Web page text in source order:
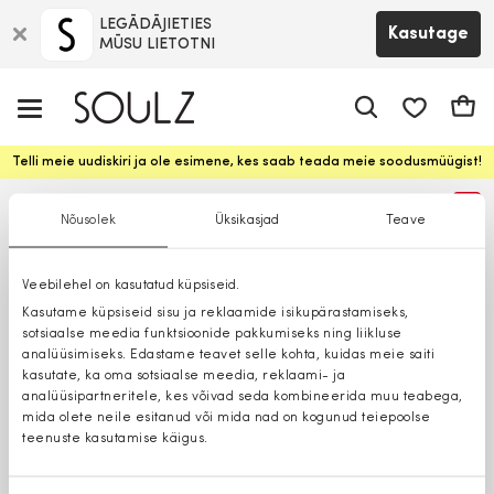
Nõusolek Üksikasjad Teave
Veebilehel on kasutatud küpsiseid.
Kasutame küpsiseid sisu ja reklaamide isikupärastamiseks,
sotsiaalse meedia funktsioonide pakkumiseks ning liikluse
analüüsimiseks. Edastame teavet selle kohta, kuidas meie saiti
kasutate, ka oma sotsiaalse meedia, reklaami- ja
analüüsipartneritele, kes võivad seda kombineerida muu teabega,
mida olete neile esitanud või mida nad on kogunud teiepoolse
teenuste kasutamise käigus.
LEGĀDĀJIETIES
MŪSU LIETOTNI
Kasutage
Telli meie uudiskiri ja ole esimene, kes saab teada meie soodusmüügist!